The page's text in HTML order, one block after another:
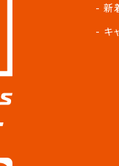
- 新
- キ